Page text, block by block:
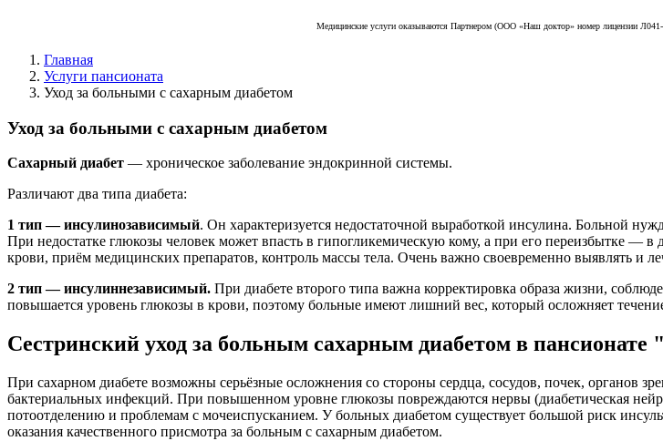
Медицинские услуги оказываются Партнером (ООО «Наш доктор» номер лицензии
Главная
Услуги пансионата
Уход за больными с сахарным диабетом
Уход за больными с сахарным диабетом
Сахарный диабет — хроническое заболевание эндокринной системы.
Различают два типа диабета:
1 тип — инсулинозависимый. Он характеризуется недостаточной выработкой инсулина. Больной
При недостатке глюкозы человек может впасть в гипогликемическую кому, а при его переизбытке —
крови, приём медицинских препаратов, контроль массы тела. Очень важно своевременно выявлять и
2 тип — инсулиннезависимый. При диабете второго типа важна корректировка образа жизни,
повышается уровень глюкозы в крови, поэтому больные имеют лишний вес, который осложняет
Сестринский уход за больным сахарным диабетом в пансионате
При сахарном диабете возможны серьёзные осложнения со стороны сердца, сосудов, почек, органов
бактериальных инфекций. При повышенном уровне глюкозы повреждаются нервы (диабетическая
потоотделению и проблемам с мочеиспусканием. У больных диабетом существует большой риск
оказания качественного присмотра за больным с сахарным диабетом.